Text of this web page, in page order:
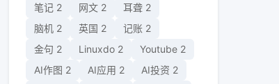
笔记 2 网文 2 耳聋 2
脑机 2 英国 2 记账 2
金句 2 Linuxdo 2 Youtube 2
AI作图 2 AI应用 2 AI投资 2